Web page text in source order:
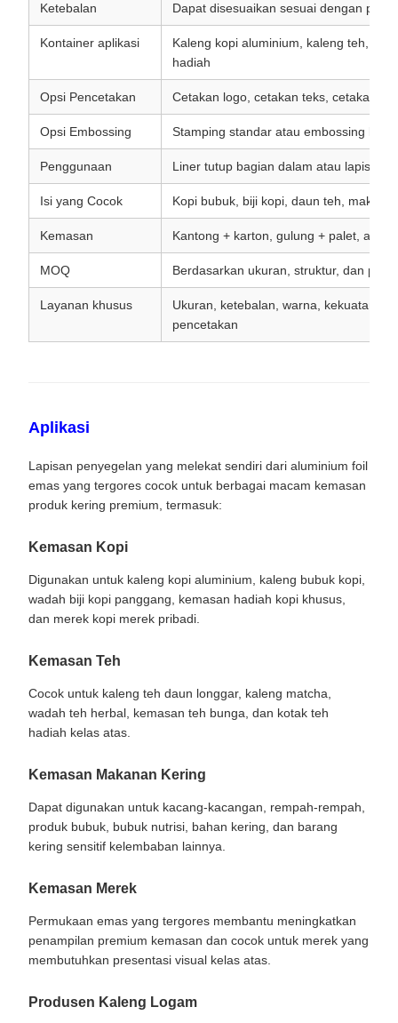
Ketebalan Dapat disesuaikan sesuai dengan
Kontainer aplikasi
Kaleng kopi aluminium, kaleng teh,
hadiah
Opsi Pencetakan Cetakan logo, cetakan teks, cetakan
Opsi Embossing Stamping standar atau embossing
Penggunaan Liner tutup bagian dalam atau lapisan
Isi yang Cocok Kopi bubuk, biji kopi, daun teh,
Kemasan Kantong + karton, gulung + palet, atau
MOQ Berdasarkan ukuran, struktur, dan
Layanan khusus
Ukuran, ketebalan, warna, kekuatan
pencetakan
Aplikasi
Lapisan penyegelan yang melekat sendiri dari aluminium foil
emas yang tergores cocok untuk berbagai macam kemasan
produk kering premium, termasuk:
Kemasan Kopi
Digunakan untuk kaleng kopi aluminium, kaleng bubuk kopi,
wadah biji kopi panggang, kemasan hadiah kopi khusus,
dan merek kopi merek pribadi.
Kemasan Teh
Cocok untuk kaleng teh daun longgar, kaleng matcha,
wadah teh herbal, kemasan teh bunga, dan kotak teh
hadiah kelas atas.
Kemasan Makanan Kering
Dapat digunakan untuk kacang-kacangan, rempah-rempah,
produk bubuk, bubuk nutrisi, bahan kering, dan barang
kering sensitif kelembaban lainnya.
Kemasan Merek
Permukaan emas yang tergores membantu meningkatkan
penampilan premium kemasan dan cocok untuk merek yang
membutuhkan presentasi visual kelas atas.
Produsen Kaleng Logam